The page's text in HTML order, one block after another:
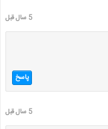
5 سال قبل
پاسخ
5 سال قبل